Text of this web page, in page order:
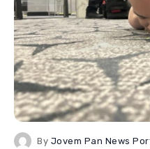
By Jovem Pan News